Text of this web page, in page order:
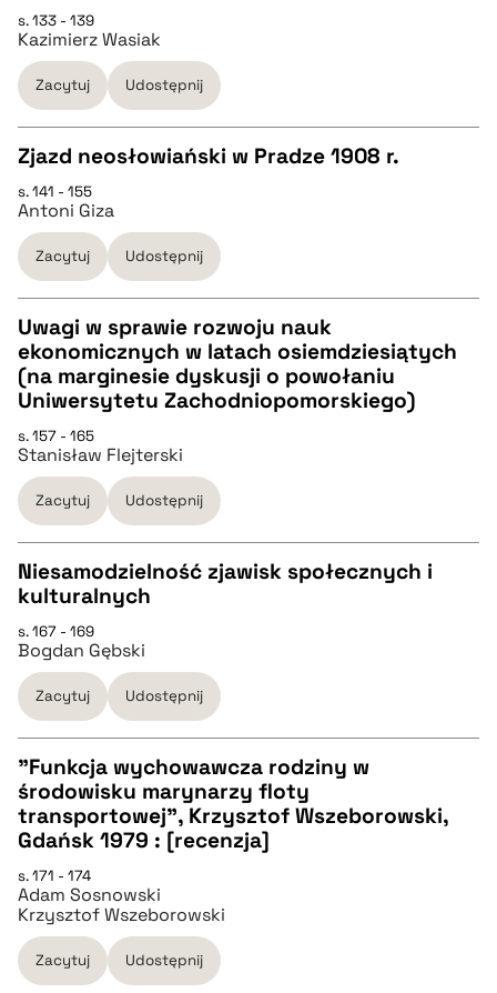
pobierz cytat
BIBTEX
pobierz cytat
s. 133 - 139
Kazimierz Wasiak
Zacytuj Udostępnij
CZYSTY TEKST
pobierz cytat
BIBTEX
pobierz cytat
Zjazd neosłowiański w Pradze 1908 r.
s. 141 - 155
Antoni Giza
Zacytuj Udostępnij
CZYSTY TEKST
pobierz cytat
BIBTEX
pobierz cytat
Uwagi w sprawie rozwoju nauk
ekonomicznych w latach osiemdziesiątych
(na marginesie dyskusji o powołaniu
Uniwersytetu Zachodniopomorskiego)
s. 157 - 165
Stanisław Flejterski
Zacytuj Udostępnij
CZYSTY TEKST
pobierz cytat
BIBTEX
pobierz cytat
Niesamodzielność zjawisk społecznych i
kulturalnych
s. 167 - 169
Bogdan Gębski
Zacytuj Udostępnij
CZYSTY TEKST
pobierz cytat
BIBTEX
"Funkcja wychowawcza rodziny w
środowisku marynarzy floty
transportowej", Krzysztof Wszeborowski,
Gdańsk 1979 : [recenzja]
s. 171 - 174
Adam Sosnowski
Krzysztof Wszeborowski
Zacytuj Udostępnij